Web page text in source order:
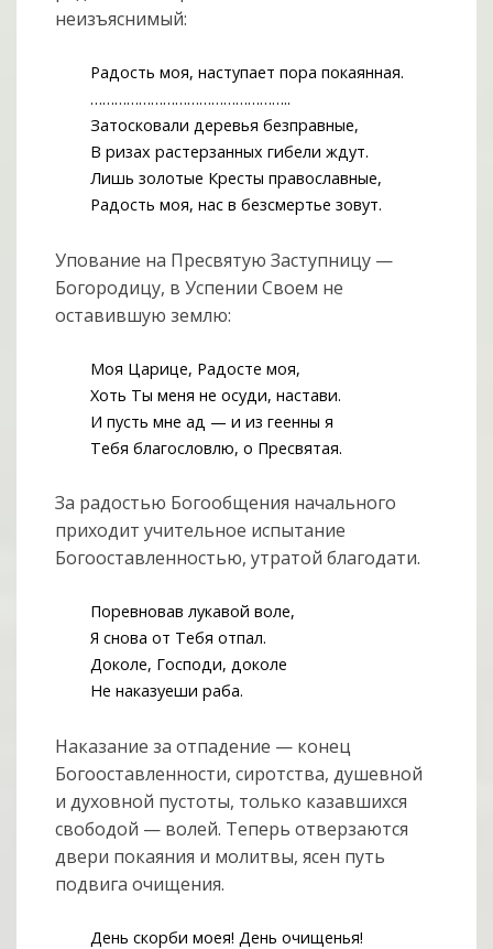
неизъяснимый:
Радость моя, наступает пора покаянная.
…………………………………………..
Затосковали деревья безправные,
В ризах растерзанных гибели ждут.
Лишь золотые Кресты православные,
Радость моя, нас в безсмертье зовут.
Упование на Пресвятую Заступницу —
Богородицу, в Успении Своем не
оставившую землю:
Моя Царице, Радосте моя,
Хоть Ты меня не осуди, настави.
И пусть мне ад — и из геенны я
Тебя благословлю, о Пресвятая.
За радостью Богообщения начального
приходит учительное испытание
Богооставленностью, утратой благодати.
Поревновав лукавой воле,
Я снова от Тебя отпал.
Доколе, Господи, доколе
Не наказуеши раба.
Наказание за отпадение — конец
Богооставленности, сиротства, душевной
и духовной пустоты, только казавшихся
свободой — волей. Теперь отверзаются
двери покаяния и молитвы, ясен путь
подвига очищения.
День скорби моея! День очищенья!